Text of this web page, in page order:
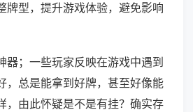
牌型，提升游戏体验，避免影响
器；一些玩家反映在游戏中遇到
，总是能拿到好牌，甚至好像能
，由此怀疑是不是有挂？确实存